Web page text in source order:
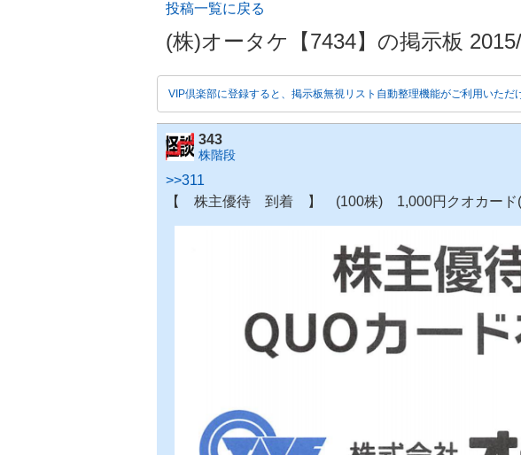
投稿一覧に戻る
(株)オータケ【7434】の掲示板
VIP倶楽部に登録すると、掲示板無視リスト自動整理機能がご利用いただ
343
株階段
>>311
【 株主優待 到着 】 (100株) 1,000円クオカード